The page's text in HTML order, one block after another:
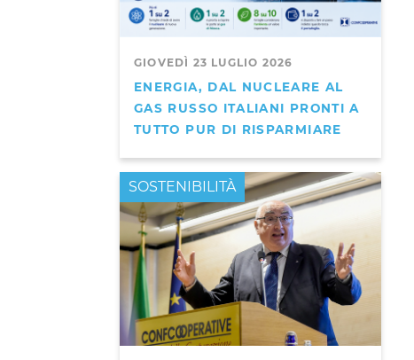
GIOVEDÌ 23 LUGLIO 2026
ENERGIA, DAL NUCLEARE AL
GAS RUSSO ITALIANI PRONTI A
TUTTO PUR DI RISPARMIARE
PRIMO PIANO
SOSTENIBILITÀ